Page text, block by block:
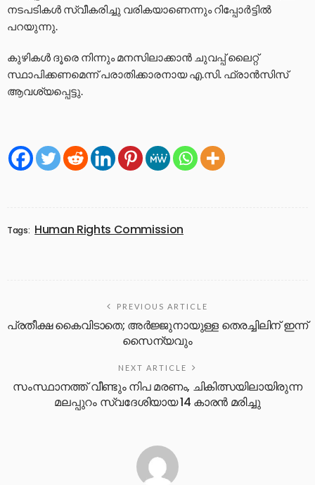
നടപടികൾ സ്വീകരിച്ചു വരികയാണെന്നും റിപ്പോർട്ടിൽ
പറയുന്നു.
കുഴികൾ ദൂരെ നിന്നും മനസിലാക്കാൻ ചുവപ്പ് ലൈറ്റ്
സ്ഥാപിക്കണമെന്ന് പരാതിക്കാരനായ എ.സി. ഫ്രാൻസിസ്
ആവശ്യപ്പെട്ടു.
Tags: Human Rights Commission
PREVIOUS ARTICLE
പ്രതീക്ഷ കൈവിടാതെ; അർജ്ജുനായുള്ള തെരച്ചിലിന് ഇന്ന്
സൈന്യവും
NEXT ARTICLE
സംസ്ഥാനത്ത് വീണ്ടും നിപ മരണം, ചികിത്സയിലായിരുന്ന
മലപ്പുറം സ്വദേശിയായ 14 കാരൻ മരിച്ചു